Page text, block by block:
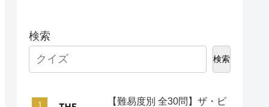
検索
検索
【難易度別 全30問】ザ・ビ